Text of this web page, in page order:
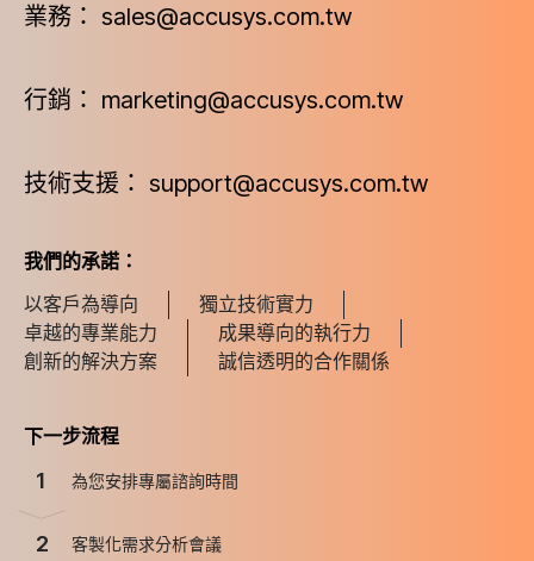
業務： sales@accusys.com.tw
行銷： marketing@accusys.com.tw
技術支援： support@accusys.com.tw
我們的承諾：
以客戶為導向
獨立技術實力
卓越的專業能力
成果導向的執行力
創新的解決方案
誠信透明的合作關係
下一步流程
1 為您安排專屬諮詢時間
2 客製化需求分析會議